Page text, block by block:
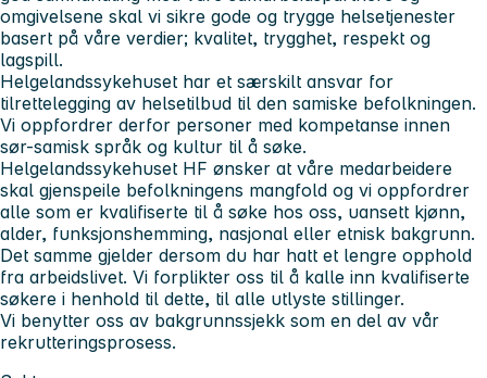
omgivelsene skal vi sikre gode og trygge helsetjenester
basert på våre verdier; kvalitet, trygghet, respekt og
lagspill.
Helgelandssykehuset har et særskilt ansvar for
tilrettelegging av helsetilbud til den samiske befolkningen.
Vi oppfordrer derfor personer med kompetanse innen
sør-samisk språk og kultur til å søke.
Helgelandssykehuset HF ønsker at våre medarbeidere
skal gjenspeile befolkningens mangfold og vi oppfordrer
alle som er kvalifiserte til å søke hos oss, uansett kjønn,
alder, funksjonshemming, nasjonal eller etnisk bakgrunn.
Det samme gjelder dersom du har hatt et lengre opphold
fra arbeidslivet. Vi forplikter oss til å kalle inn kvalifiserte
søkere i henhold til dette, til alle utlyste stillinger.
Vi benytter oss av bakgrunnssjekk som en del av vår
rekrutteringsprosess.